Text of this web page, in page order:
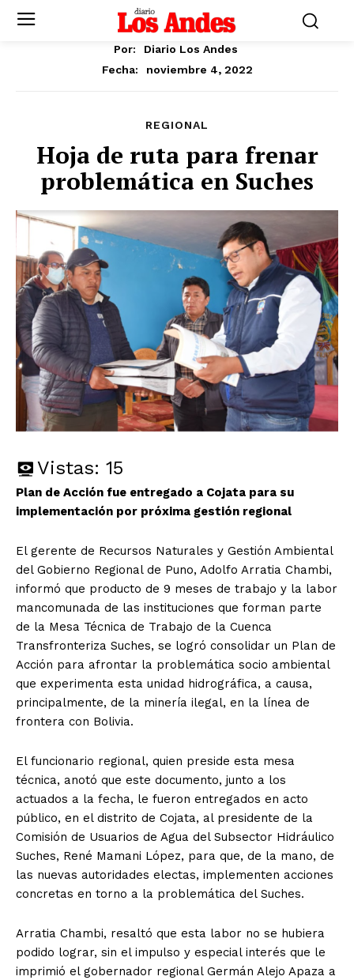
Por:
Diario Los Andes
Fecha:
noviembre 4, 2022
REGIONAL
Hoja de ruta para frenar
problemática en Suches
Vistas: 15
Plan de Acción fue entregado a Cojata para su
implementación por próxima gestión regional
El gerente de Recursos Naturales y Gestión Ambiental
del Gobierno Regional de Puno, Adolfo Arratia Chambi,
informó que producto de 9 meses de trabajo y la labor
mancomunada de las instituciones que forman parte
de la Mesa Técnica de Trabajo de la Cuenca
Transfronteriza Suches, se logró consolidar un Plan de
Acción para afrontar la problemática socio ambiental
que experimenta esta unidad hidrográfica, a causa,
principalmente, de la minería ilegal, en la línea de
frontera con Bolivia.
El funcionario regional, quien preside esta mesa
técnica, anotó que este documento, junto a los
actuados a la fecha, le fueron entregados en acto
público, en el distrito de Cojata, al presidente de la
Comisión de Usuarios de Agua del Subsector Hidráulico
Suches, René Mamani López, para que, de la mano, de
las nuevas autoridades electas, implementen acciones
concretas en torno a la problemática del Suches.
Arratia Chambi, resaltó que esta labor no se hubiera
podido lograr, sin el impulso y especial interés que le
imprimió el gobernador regional Germán Alejo Apaza a